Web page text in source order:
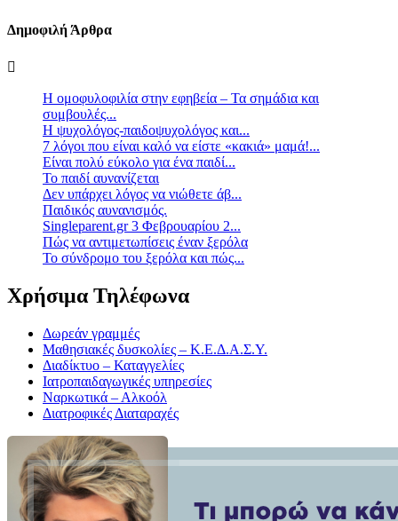
Δημοφιλή Άρθρα
Η ομοφυλοφιλία στην εφηβεία – Τα σημάδια και
συμβουλές...
Η ψυχολόγος-παιδοψυχολόγος και...
7 λόγοι που είναι καλό να είστε «κακιά» μαμά!...
Είναι πολύ εύκολο για ένα παιδί...
Το παιδί αυνανίζεται
Δεν υπάρχει λόγος να νιώθετε άβ...
Παιδικός αυνανισμός.
Singleparent.gr 3 Φεβρουαρίου 2...
Πώς να αντιμετωπίσεις έναν ξερόλα
Το σύνδρομο του ξερόλα και πώς...
Χρήσιμα Τηλέφωνα
Δωρεάν γραμμές
Μαθησιακές δυσκολίες – Κ.Ε.Δ.Α.Σ.Υ.
Διαδίκτυο – Καταγγελίες
Ιατροπαιδαγωγικές υπηρεσίες
Ναρκωτικά – Αλκοόλ
Διατροφικές Διαταραχές